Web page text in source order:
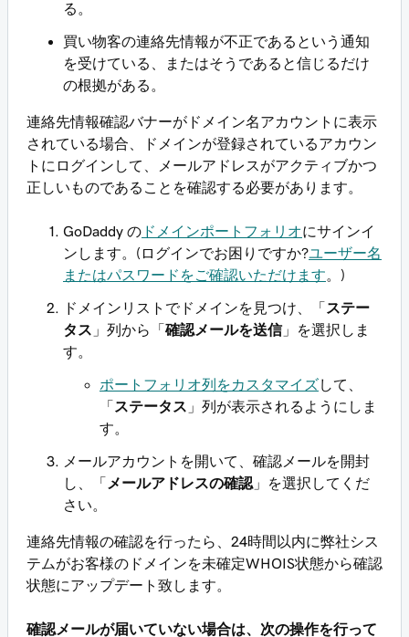
る。
買い物客の連絡先情報が不正であるという通知
を受けている、またはそうであると信じるだけ
の根拠がある。
連絡先情報確認バナーがドメイン名アカウントに表示
されている場合、ドメインが登録されているアカウン
トにログインして、メールアドレスがアクティブかつ
正しいものであることを確認する必要があります。
GoDaddy の ドメインポートフォリオにサインイ
ンします。(ログインでお困りですか?ユーザー名
またはパスワードをご確認いただけます 。)
ドメインリストでドメインを見つけ、「 ステー
タス 」列から「 確認メールを送信」を選択しま
す。
ポートフォリオ列をカスタマイズして、
「 ステータス 」列が表示されるようにしま
す。
メールアカウントを開いて、確認メールを開封
し、「
メールアドレスの確認 」を選択してくだ
さい。
連絡先情報の確認を行ったら、24時間以内に弊社シス
テムがお客様のドメインを未確定WHOIS状態から確認
状態にアップデート致します。
確認メールが届いていない場合は、次の操作を行って